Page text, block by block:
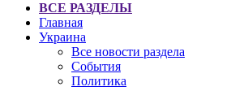
ВСЕ РАЗДЕЛЫ
Главная
Украина
Все новости раздела
События
Политика